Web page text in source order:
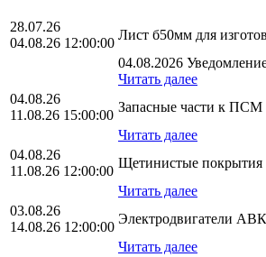
28.07.26
04.08.26 12:00:00
Лист б50мм для
04.08.2026
Читать далее
04.08.26
11.08.26 15:00:00
Запасные части к ПСМ
Читать далее
04.08.26
11.08.26 12:00:00
Щетинистые покрытия
Читать далее
03.08.26
14.08.26 12:00:00
Электродвигатели
Читать далее